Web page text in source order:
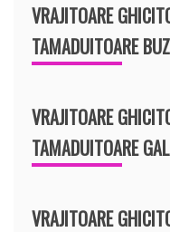
VRAJITOARE
TAMADUITOARE
VRAJITOARE
TAMADUITOARE
VRAJITOARE